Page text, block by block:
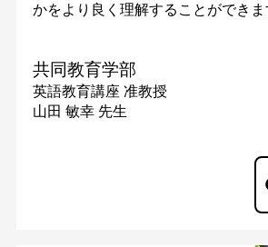
かをより良く理解することができま
共同教育学部
英語教育講座 准教授
山田 敏幸 先生